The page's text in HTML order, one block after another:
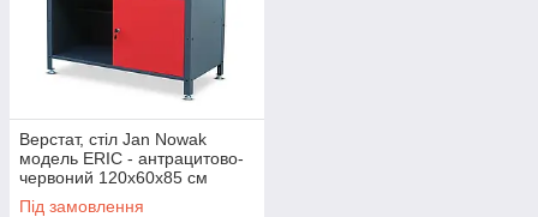
Верстат, стіл Jan Nowak
модель ERIC - антрацитово-
червоний 120x60x85 см
Під замовлення